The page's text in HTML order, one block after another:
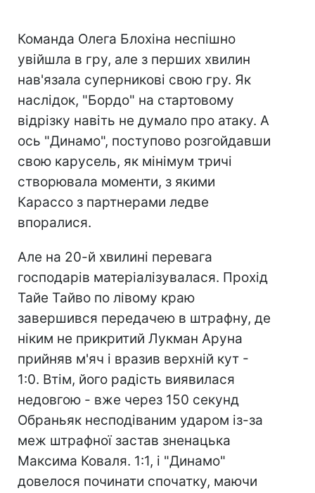
Команда Олега Блохіна неспішно
увійшла в гру, але з перших хвилин
нав'язала суперникові свою гру. Як
наслідок, "Бордо" на стартовому
відрізку навіть не думало про атаку. А
ось "Динамо", поступово розгойдавши
свою карусель, як мінімум тричі
створювала моменти, з якими
Карассо з партнерами ледве
впоралися.
Але на 20-й хвилині перевага
господарів матеріалізувалася. Прохід
Тайе Тайво по лівому краю
завершився передачею в штрафну, де
ніким не прикритий Лукман Аруна
прийняв м'яч і вразив верхній кут -
1:0. Втім, його радість виявилася
недовгою - вже через 150 секунд
Обраньяк несподіваним ударом із-за
меж штрафної застав зненацька
Максима Коваля. 1:1, і "Динамо"
довелося починати спочатку, маючи